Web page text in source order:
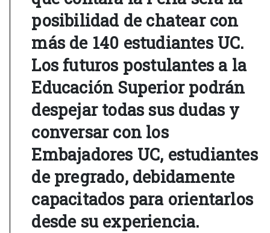
posibilidad de chatear con
más de 140 estudiantes UC.
Los futuros postulantes a la
Educación Superior podrán
despejar todas sus dudas y
conversar con los
Embajadores UC, estudiantes
de pregrado, debidamente
capacitados para orientarlos
desde su experiencia.